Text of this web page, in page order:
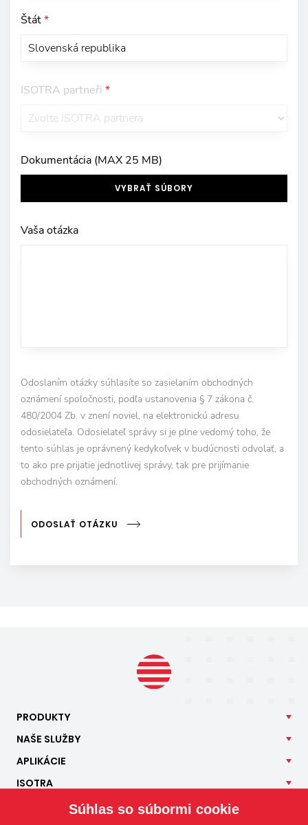
Štát*
ISOTRA partneři *
Dokumentácia (MAX 25 MB)
VYBRAŤ SÚBORY
Vaša otázka
Odoslaním otázky súhlasíte so zasielaním obchodných
oznámení spoločnosti, podľa ustanovenia § 7 zákona č.
480/2004 Zb. v znení noviel, na elektronickú adresu
odosielateľa. Odosielateľ správy si je plne vedomý toho, že
tento súhlas je oprávnený kedykoľvek v budúcnosti odvolať, a
to ako pre prijatie jednotlivej správy, tak pre prijímanie
obchodných oznámení.
ODOSLAŤ OTÁZKU
PRODUKTY
NAŠE SLUŽBY
APLIKÁCIE
ISOTRA
Súhlas so súbormi cookie